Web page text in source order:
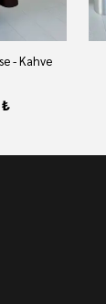
- Kahve